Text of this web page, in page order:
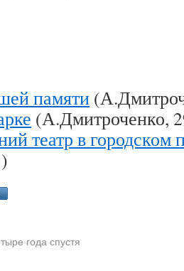
памяти
(А.Дмитроченко,
театр в городском
года спустя